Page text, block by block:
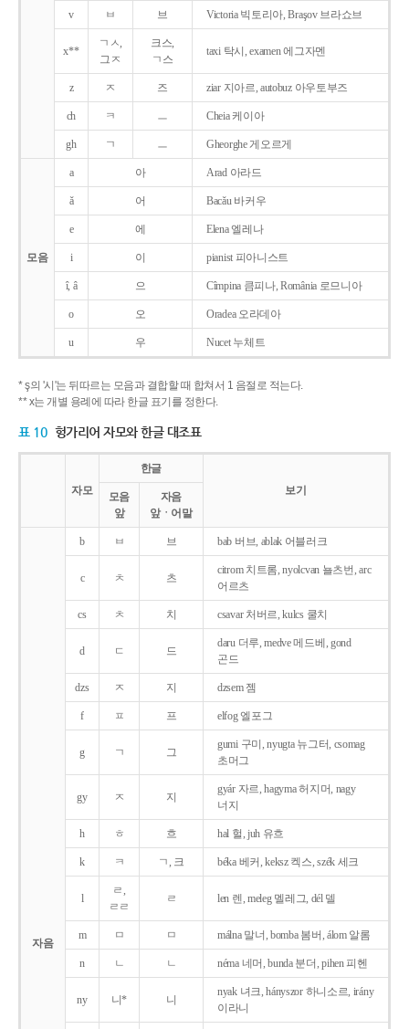
v ㅂ 브 Victoria 빅토리아, Braşov 브라쇼브
x**
ㄱㅅ,
그ㅈ
크스,
ㄱ스
taxi 탁시, examen 에그자멘
z ㅈ 즈 ziar 지아르, autobuz 아우토부즈
ch ㅋ ㅡ Cheia 케이아
gh ㄱ ㅡ Gheorghe 게오르게
모음
a 아 Arad 아라드
ǎ 어 Bacǎu 바커우
e 에 Elena 엘레나
i 이 pianist 피아니스트
î, â 으 Cîmpina 큼피나, România 로므니아
o 오 Oradea 오라데아
u 우 Nucet 누체트
* ş의 '시'는 뒤따르는 모음과 결합할 때 합쳐서 1 음절로 적는다.
** x는 개별 용례에 따라 한글 표기를 정한다.
표 10 헝가리어 자모와 한글 대조표
자모
한글
보기
모음
앞
자음
앞ㆍ어말
자음
b ㅂ 브 bab 버브, ablak 어블러크
c ㅊ 츠
citrom 치트롬, nyolcvan 뇰츠번, arc
어르츠
cs ㅊ 치 csavar 처버르, kulcs 쿨치
d ㄷ 드
daru 더루, medve 메드베, gond
곤드
dzs ㅈ 지 dzsem 젬
f ㅍ 프 elfog 엘포그
g ㄱ 그
gumi 구미, nyugta 뉴그터, csomag
초머그
gy ㅈ 지
gyár 자르, hagyma 허지머, nagy
너지
h ㅎ 흐 hal 헐, juh 유흐
k ㅋ ㄱ, 크 béka 베커, keksz 켁스, szék 세크
l
ㄹ,
ㄹㄹ
ㄹ len 렌, meleg 멜레그, dél 델
m ㅁ ㅁ málna 말너, bomba 봄버, álom 알롬
n ㄴ ㄴ néma 네머, bunda 분더, pihen 피헨
ny 니* 니
nyak 녀크, hányszor 하니소르, irány
이라니